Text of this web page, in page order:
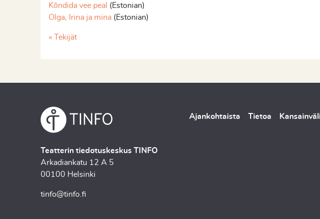
Kõndida vee peal (Estonian)
Olga, Irina ja mina (Estonian)
« Tekijät
Teatterin tiedotuskeskus TINFO
Arkadiankatu 12 A 5
00100 Helsinki
tinfo@tinfo.fi
Ajankohtaista Tietoa